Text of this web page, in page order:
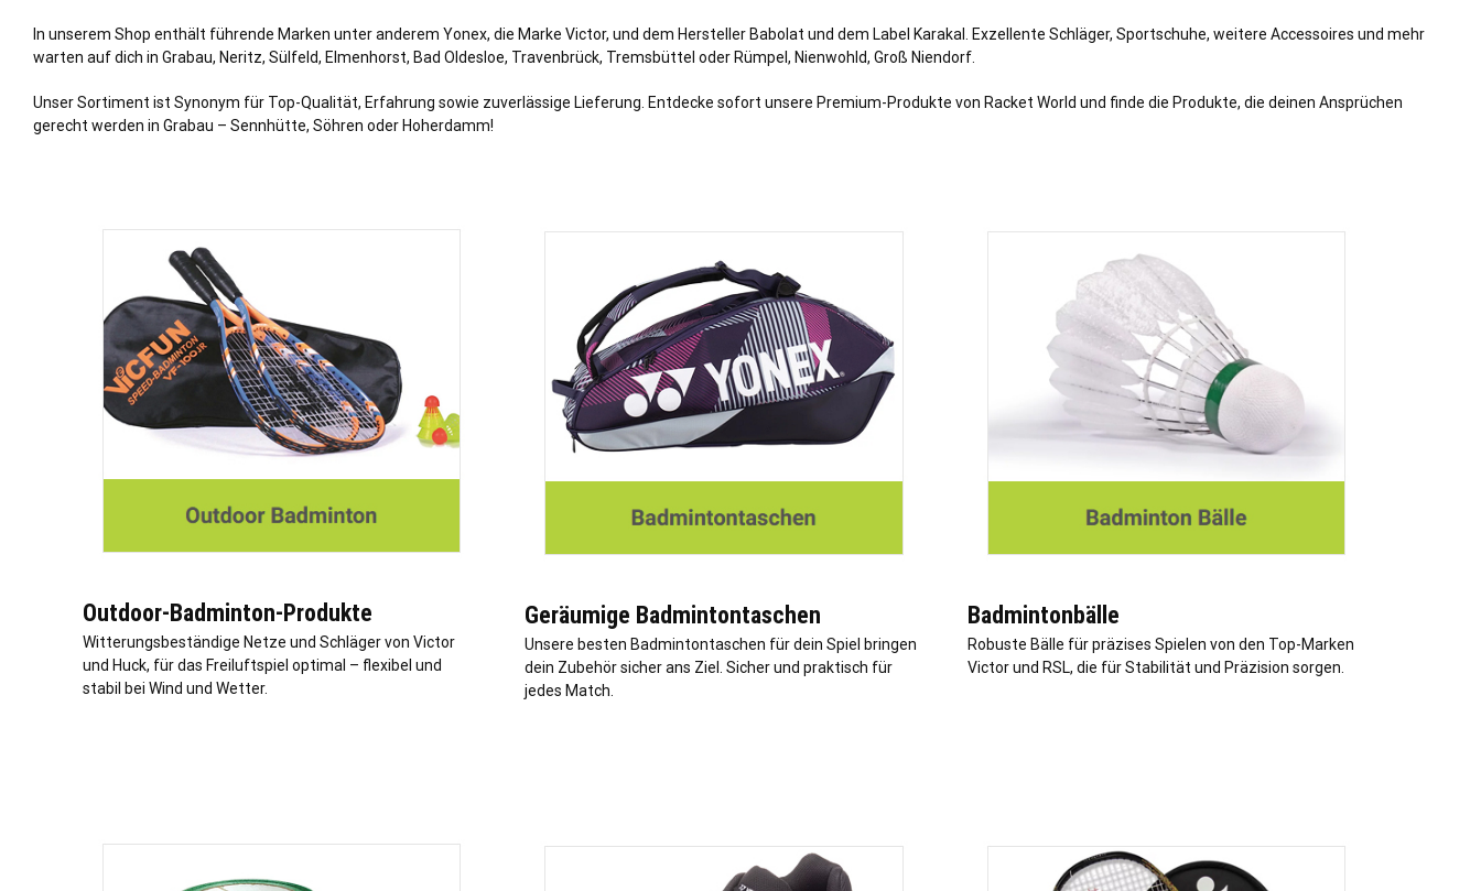
In unserem Shop enthält führende Marken unter anderem Yonex, die Marke Victor, und dem Hersteller Babolat und dem Label Karakal. Exzellente Schläger, Sportschuhe, weitere Accessoires und mehr
warten auf dich in Grabau, Neritz, Sülfeld, Elmenhorst, Bad Oldesloe, Travenbrück, Tremsbüttel oder Rümpel , Nienwohld, Groß Niendorf
Unser Sortiment ist Synonym für Top-Qualität, Erfahrung sowie zuverlässige Lieferung. Entdecke sofort unsere Premium-Produkte von Racket World und finde die Produkte, die deinen Ansprüchen
gerecht werden in Grabau – Sennhütte, Söhren oder Hoherdamm!
Outdoor-Badminton-Produkte
Witterungsbeständige Netze und Schläger von Victor
und Huck, für das Freiluftspiel optimal – flexibel und
stabil bei Wind und Wetter.
Geräumige Badmintontaschen
Unsere besten Badmintontaschen für dein Spiel bringen
dein Zubehör sicher ans Ziel. Sicher und praktisch für
jedes Match.
Badmintonbälle
Robuste Bälle für präzises Spielen von den Top-Marken
Victor und RSL, die für Stabilität und Präzision sorgen.